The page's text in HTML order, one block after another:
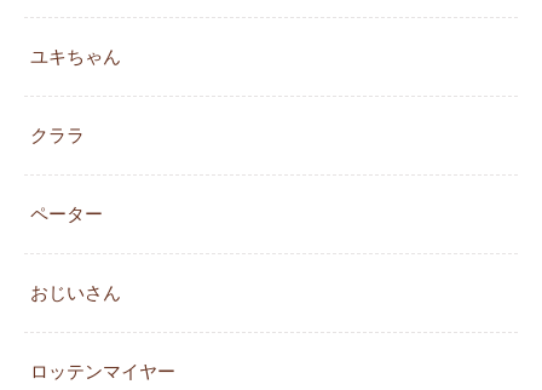
ユキちゃん
クララ
ペーター
おじいさん
ロッテンマイヤー